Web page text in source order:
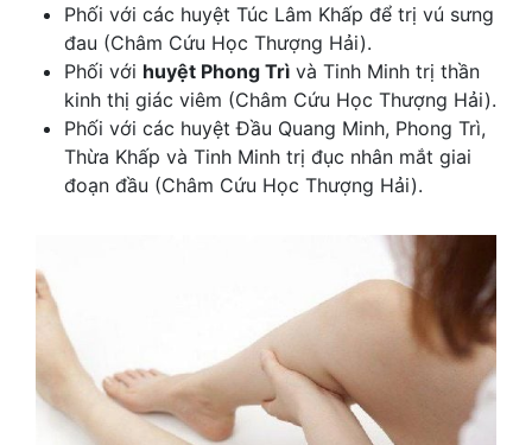
Phối với các huyệt Túc Lâm Khấp để trị vú sưng
đau (Châm Cứu Học Thượng Hải).
Phối với huyệt Phong Trì và Tinh Minh trị thần
kinh thị giác viêm (Châm Cứu Học Thượng Hải).
Phối với các huyệt Đầu Quang Minh, Phong Trì,
Thừa Khấp và Tinh Minh trị đục nhân mắt giai
đoạn đầu (Châm Cứu Học Thượng Hải).